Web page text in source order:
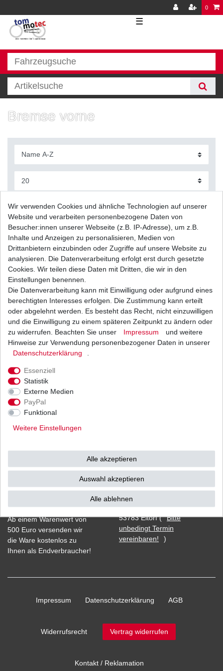
0
☰
Bremse vorne
Bremsbeläge EBC FA 147 FA147 Standard
Bremsklötze Suzuki DR vorne
UVP 33,08 € 22,64 € *
1 Satz
Bremslichtschalter vorne Suzuki 001
UVP 7,70 €
Ab einem Warenwert von
500 Euro versenden wir
die Ware kostenlos zu
Ihnen als Endverbraucher!
Vorkasse
Barzahlung bei Abholung in
53783 Eitorf (
Bitte
unbedingt Termin
vereinbaren!
)
Impressum Daten­schutz­erklärung AGB
Widerrufs­recht Vertrag widerrufen
Kontakt / Reklamation
Wir verwenden Cookies und ähnliche Technologien auf unserer
Website und verarbeiten personenbezogene Daten von
Besucher:innen unserer Webseite (z.B. IP-Adresse), um z.B.
Inhalte und Anzeigen zu personalisieren, Medien von
Drittanbietern einzubinden oder Zugriffe auf unsere Website zu
analysieren. Die Datenverarbeitung erfolgt erst durch gesetzte
Cookies. Wir teilen diese Daten mit Dritten, die wir in den
Einstellungen benennen.
Die Datenverarbeitung kann mit Einwilligung oder aufgrund eines
berechtigten Interesses erfolgen. Die Zustimmung kann erteilt
oder abgelehnt werden. Es besteht das Recht, nicht einzuwilligen
und die Einwilligung zu einem späteren Zeitpunkt zu ändern oder
zu widerrufen. Beachten Sie unser
Impressum
und weitere
Hinweise zur Verwendung personenbezogener Daten in unserer
Daten­schutz­erklärung
Essenziell
Statistik
Externe Medien
PayPal
Funktional
Weitere Einstellungen
Alle akzeptieren
Auswahl akzeptieren
Alle ablehnen